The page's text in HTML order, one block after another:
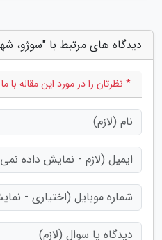
دیدگاه های مرتبط با "سوژو،
* نظرتان را در مورد این مقاله با